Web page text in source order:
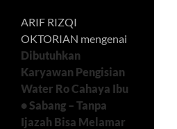
ARIF RIZQI
OKTORIAN mengenai
Dibutuhkan
Karyawan Pengisian
Water Ro Cahaya Ibu
• Sabang – Tanpa
Ijazah Bisa Melamar